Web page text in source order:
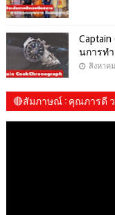
นการท
สิงหาค
🔴สัมภาษณ์​ : คุณภารดี